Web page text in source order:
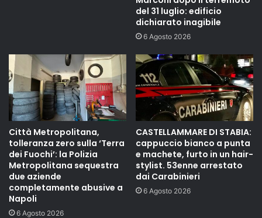
del 31 luglio: edificio
dichiarato inagibile
6 Agosto 2026
Città Metropolitana,
tolleranza zero sulla ‘Terra
dei Fuochi’: la Polizia
Metropolitana sequestra
due aziende
completamente abusive a
Napoli
6 Agosto 2026
CASTELLAMMARE DI STABIA:
cappuccio bianco a punta
e machete, furto in un hair-
stylist. 53enne arrestato
dai Carabinieri
6 Agosto 2026